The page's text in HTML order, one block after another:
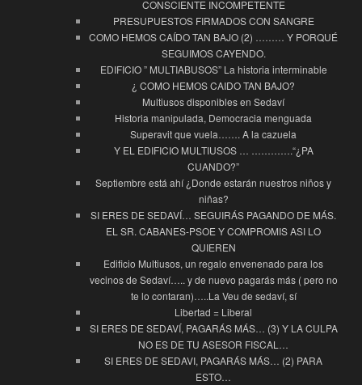
CONSCIENTE INCOMPETENTE
PRESUPUESTOS FIRMADOS CON SANGRE
COMO HEMOS CAÍDO TAN BAJO (2) ……… Y PORQUÉ
SEGUIMOS CAYENDO.
EDIFICIO ” MULTIABUSOS” La historia interminable
¿ COMO HEMOS CAIDO TAN BAJO?
Multiusos disponibles en Sedaví
Historia manipulada, Democracia menguada
Superavit que vuela……. A la cazuela
Y EL EDIFICIO MULTIUSOS … ………….“¿PA
CUANDO?”
Septiembre está ahí ¿Donde estarán nuestros niños y
niñas?
SI ERES DE SEDAVÍ… SEGUIRÁS PAGANDO DE MÁS.
EL SR. CABANES-PSOE Y COMPROMIS ASI LO
QUIEREN
Edificio Multiusos, un regalo envenenado para los
vecinos de Sedaví….. y de nuevo pagarás más ( pero no
te lo contaran)…..La Veu de sedaví, sí
Libertad = Liberal
SI ERES DE SEDAVÍ, PAGARÁS MÁS… (3) Y LA CULPA
NO ES DE TU ASESOR FISCAL…
SI ERES DE SEDAVI, PAGARÁS MÁS… (2) PARA
ESTO…